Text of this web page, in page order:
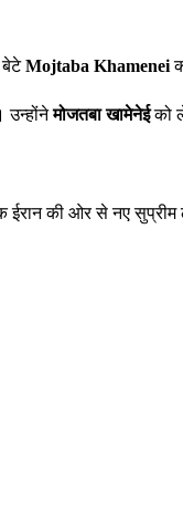
Mojtaba Khamenei
उन्होंनेमोजतबा खामेनेईको
की ओर से नए